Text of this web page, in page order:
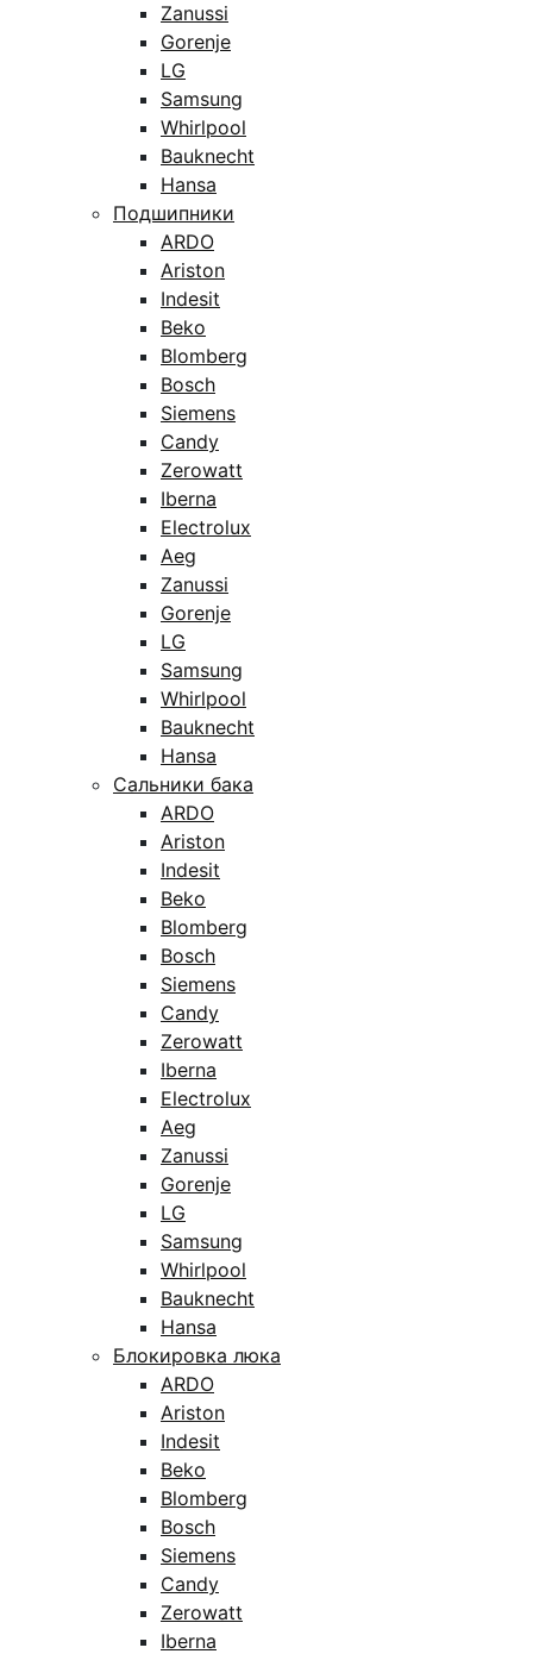
Zanussi
Gorenje
LG
Samsung
Whirlpool
Bauknecht
Hansa
Подшипники
ARDO
Ariston
Indesit
Beko
Blomberg
Bosch
Siemens
Candy
Zerowatt
Iberna
Electrolux
Aeg
Zanussi
Gorenje
LG
Samsung
Whirlpool
Bauknecht
Hansa
Сальники бака
ARDO
Ariston
Indesit
Beko
Blomberg
Bosch
Siemens
Candy
Zerowatt
Iberna
Electrolux
Aeg
Zanussi
Gorenje
LG
Samsung
Whirlpool
Bauknecht
Hansa
Блокировка люка
ARDO
Ariston
Indesit
Beko
Blomberg
Bosch
Siemens
Candy
Zerowatt
Iberna